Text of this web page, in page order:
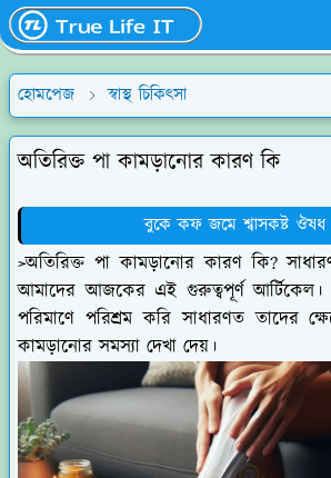
হোমপেজ স্বাস্থ চিকিৎসা
অতিরিক্ত পা কামড়ানোর কারণ কি
বুকে কফ জমে শ্বাসকষ্ট ঔষধ
>অতিরিক্ত পা কামড়ানোর কারণ কি?
আমাদের আজকের এই গুরুত্বপূর্ণ আর্টিকেল।
পরিমাণে পরিশ্রম করি সাধারণত তাদের
কামড়ানোর সমস্যা দেখা দেয়।